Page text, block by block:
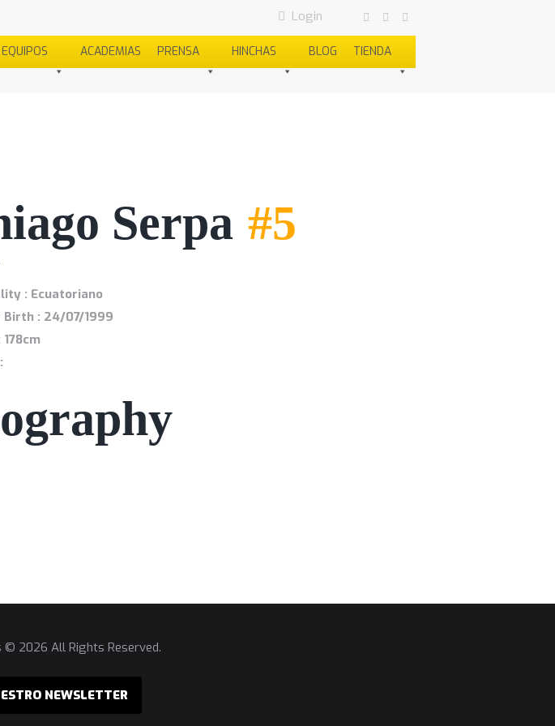
Login
EQUIPOS ACADEMIAS PRENSA HINCHAS BLOG TIENDA
Serpa #5
: Ecuatoriano
Birth : 24/07/1999
© 2026 All Rights Reserved.
NEWSLETTER